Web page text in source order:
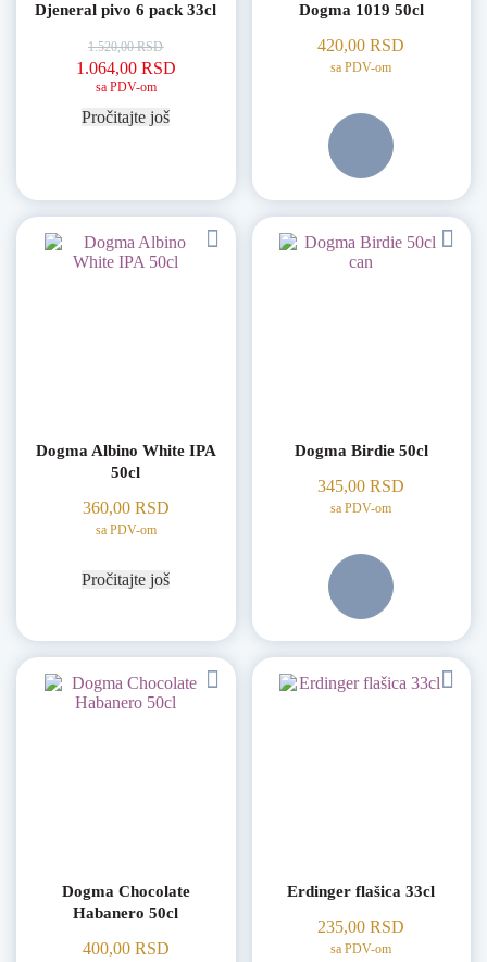
Djeneral pivo 6 pack 33cl
1.520,00RSD
Originalna cena je bila: 1.520,00 RSD.
1.064,00 RSD Trenutna cena je: 1.064,00 RSD.
sa PDV-om
Pročitajte još
Dogma 1019 50cl
420,00RSD
sa PDV-om
Dogma Albino White IPA
50cl
360,00 RSD
sa PDV-om
Pročitajte još
Dogma Birdie 50cl
345,00RSD
sa PDV-om
Dogma Chocolate
Habanero 50cl
400,00 RSD
Erdinger flašica 33cl
235,00RSD
sa PDV-om